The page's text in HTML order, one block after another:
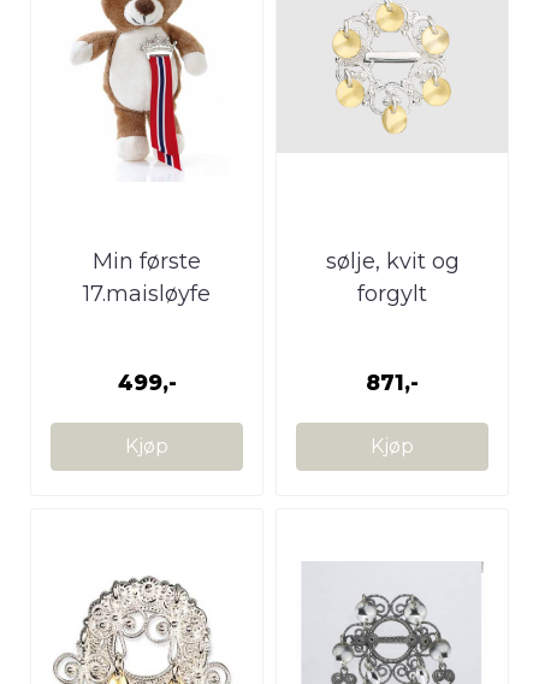
Min første
17.maisløyfe
499,-
Kjøp
sølje, kvit og
forgylt
871,-
Kjøp